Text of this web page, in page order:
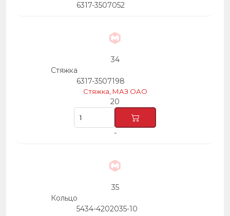
6317-3507052
34
Стяжка
6317-3507198
Стяжка, МАЗ ОАО
20
-
35
Кольцо
5434-4202035-10